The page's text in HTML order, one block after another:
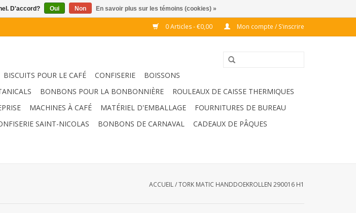
0 Articles - €0,00 Mon compte / S'inscrire
BISCUITS POUR LE CAFÉ CONFISERIE
BOISSONS
BONBONS POUR LA BONBONNIÈRE
ROULEAUX DE CAISSE THERMIQUES
MACHINES À CAFÉ MATÉRIEL D'EMBALLAGE
FOURNITURES DE BUREAU
SAINT-NICOLAS BONBONS DE CARNAVAL
CADEAUX DE PÂQUES
ACCUEIL/TORK MATIC HANDDOEKROLLEN 290016 H1
D'accord? Oui Non En savoir plus sur les témoins (cookies) »